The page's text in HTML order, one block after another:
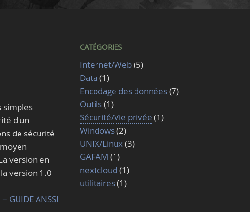
simples
d'un
de sécurité
version en
version 1.0
GUIDE ANSSI
CATÉGORIES
Internet/Web(5)
Data (1)
Encodage des données(7)
Outils(1)
Sécurité/Vie privée (1)
Windows(2)
UNIX/Linux(3)
GAFAM (1)
nextcloud (1)
utilitaires(1)